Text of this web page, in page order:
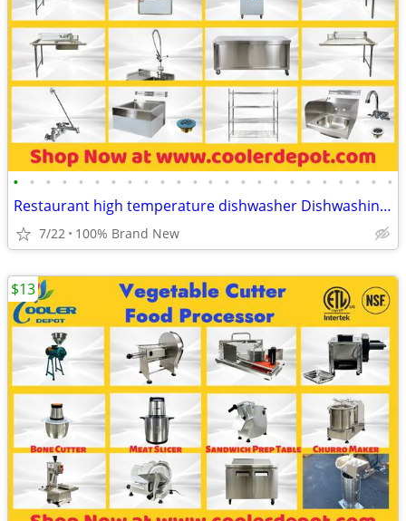
• • • • • • • • • • • • • • • • • • • • • • • •
Restaurant high temperature dishwasher Dishwashing Dish Table Cabinet
7/22 100% Brand New
$13